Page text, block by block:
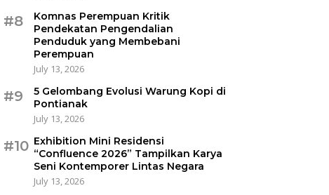
#8
Komnas Perempuan Kritik
Pendekatan Pengendalian
Penduduk yang Membebani
Perempuan
July 13, 2026
#9
5 Gelombang Evolusi Warung Kopi di
Pontianak
July 13, 2026
#10 Exhibition Mini Residensi
“Confluence 2026” Tampilkan Karya
Seni Kontemporer Lintas Negara
July 13, 2026